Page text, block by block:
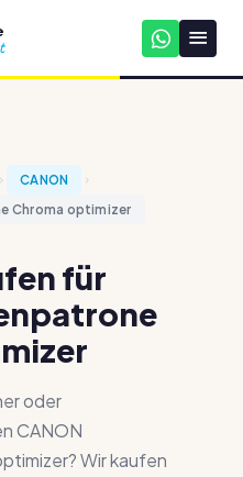
CANON
Chroma optimizer
für
oder
CANON
Wir kaufen